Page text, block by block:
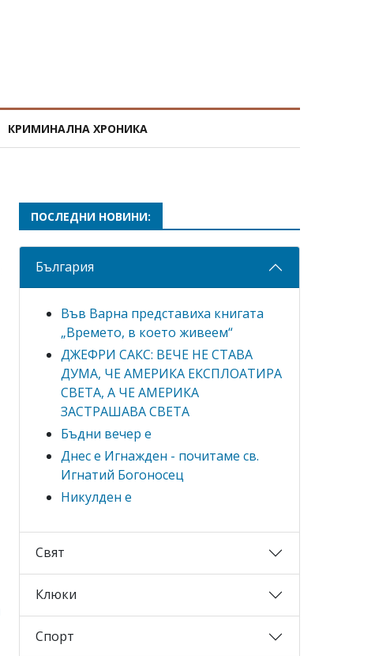
КРИМИНАЛНА ХРОНИКА
ПОСЛЕДНИ НОВИНИ:
България
Във Варна представиха книгата
„Времето, в което живеем“
ДЖЕФРИ САКС: ВЕЧЕ НЕ СТАВА
ДУМА, ЧЕ АМЕРИКА ЕКСПЛОАТИРА
СВЕТА, А ЧЕ АМЕРИКА
ЗАСТРАШАВА СВЕТА
Бъдни вечер е
Днес е Игнажден - почитаме св.
Игнатий Богоносец
Никулден е
Свят
Клюки
Спорт